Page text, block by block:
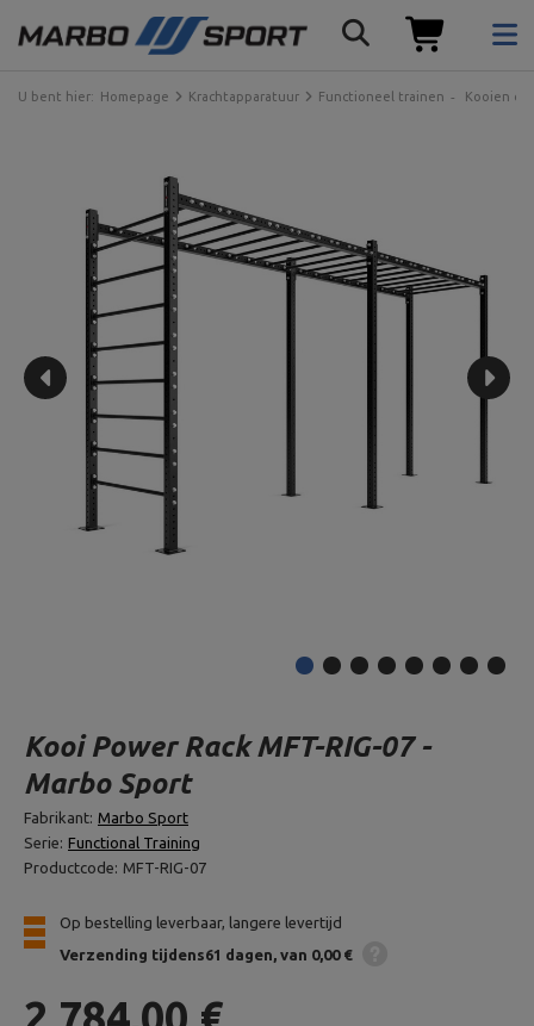
U bent hier: Homepage Krachtapparatuur Functioneel trainen Kooien en
Kooi Power Rack MFT-RIG-07 -
Marbo Sport
Fabrikant: Marbo Sport
Serie: Functional Training
Productcode: MFT-RIG-07
Op bestelling leverbaar, langere levertijd
Verzending tijdens61 dagen van 0,00 €